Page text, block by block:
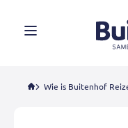
Menu
Wie is Buitenhof